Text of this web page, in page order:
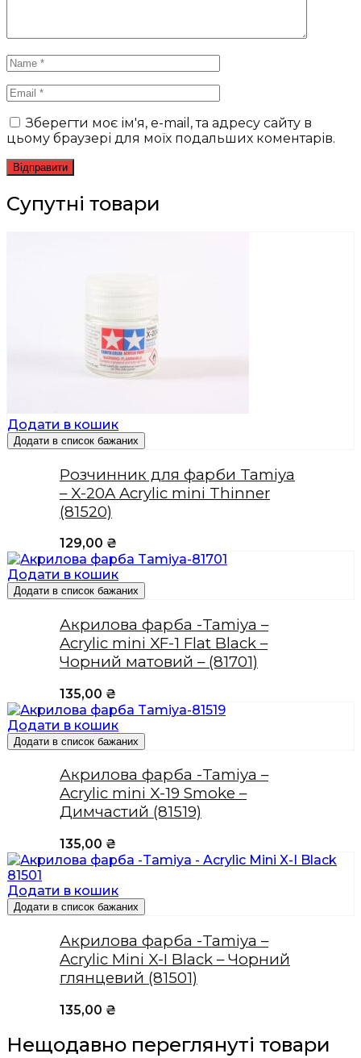
Зберегти моє ім'я, e-mail, та адресу сайту в
цьому браузері для моїх подальших коментарів.
Супутні товари
Додати в кошик
Додати в список бажаних
Розчинник для фарби Tamiya
– X-20A Acrylic mini Thinner
(81520)
129,00 ₴
Додати в кошик
Додати в список бажаних
Акрилова фарба -Tamiya –
Acrylic mini XF-1 Flat Black –
Чорний матовий – (81701)
135,00 ₴
Додати в кошик
Додати в список бажаних
Акрилова фарба -Tamiya –
Acrylic mini X-19 Smoke –
Димчастий (81519)
135,00 ₴
Додати в кошик
Додати в список бажаних
Акрилова фарба -Tamiya –
Acrylic Mini X-I Black – Чорний
глянцевий (81501)
135,00 ₴
Нещодавно переглянуті товари